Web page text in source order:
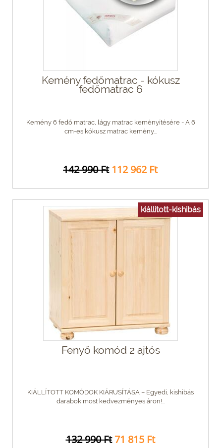
Kemény fedőmatrac - kókusz
fedőmatrac 6
Kemény 6 fedő matrac, lágy matrac keményítésére - A 6
cm-es kókusz matrac kemény...
142 990 Ft 112 962 Ft
kiállitott-kishibás
Fenyő komód 2 ajtós
KIÁLLÍTOTT KOMÓDOK KIÁRUSÍTÁSA – Egyedi, kishibás
darabok most kedvezményes áron!...
132 990 Ft 71 815 Ft